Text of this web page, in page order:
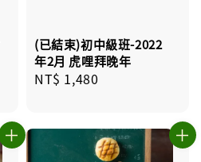
(已結束)初中級班-2022
年2月 虎哩拜晚年
Regular
NT$ 1,480